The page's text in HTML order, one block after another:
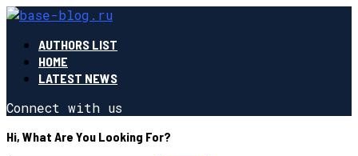
AUTHORS LIST
HOME
LATEST NEWS
Connect with us
Hi, What Are You Looking For?